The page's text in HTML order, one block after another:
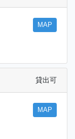
MAP
貸出可
MAP